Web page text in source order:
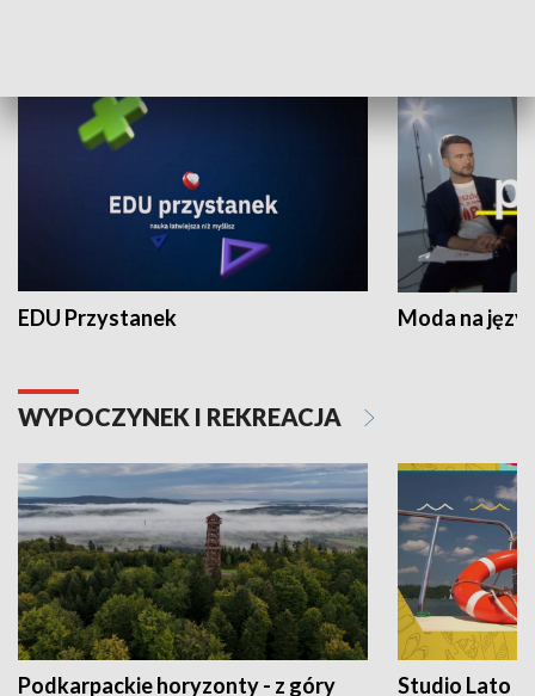
EDU Przystanek Moda na
WYPOCZYNEK I REKREACJA
Podkarpackie horyzonty - z góry
Studio Lato